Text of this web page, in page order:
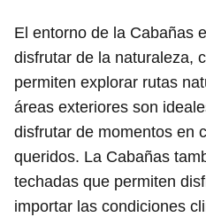
El entorno de la Cabañas
disfrutar de la naturaleza,
permiten explorar rutas
áreas exteriores son
disfrutar de momentos en
queridos. La Cabañas
techadas que permiten
importar las condiciones